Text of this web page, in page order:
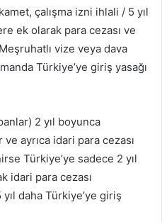
çalışma izni ihlali / 5 yıl
ek olarak para cezası ve
vize veya dava
Türkiye’ye giriş yasağı
2 yıl boyunca
ayrıca idari para cezası
Türkiye’ye sadece 2 yıl
idari para cezası
daha Türkiye’ye giriş